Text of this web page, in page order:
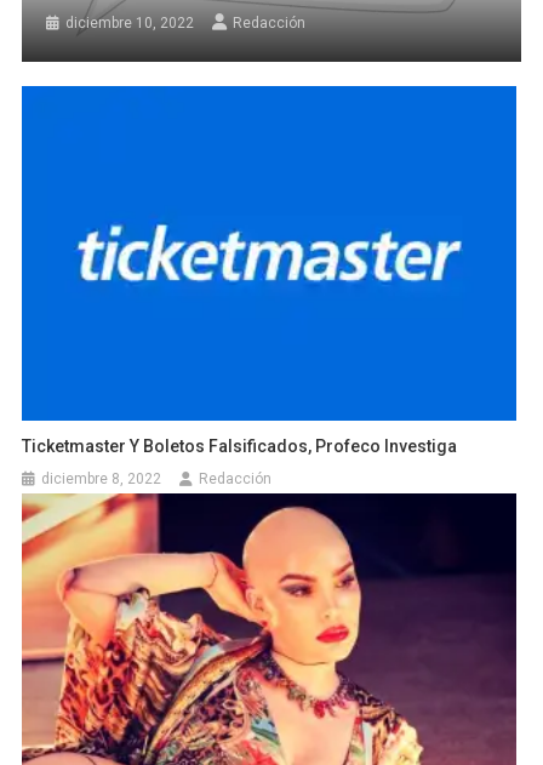
diciembre 10, 2022 Redacción
Ticketmaster Y Boletos Falsificados, Profeco Investiga
diciembre 8, 2022 Redacción